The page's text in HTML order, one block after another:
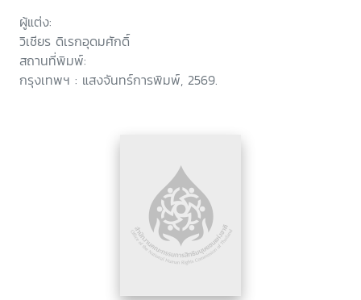
ผู้แต่ง:
วิเชียร ดิเรกอุดมศักดิ์
สถานที่พิมพ์:
กรุงเทพฯ : แสงจันทร์การพิมพ์, 2569.